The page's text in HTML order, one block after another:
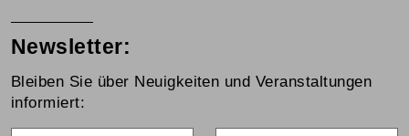
Newsletter:
Bleiben Sie über Neuigkeiten und Veranstaltungen
informiert: